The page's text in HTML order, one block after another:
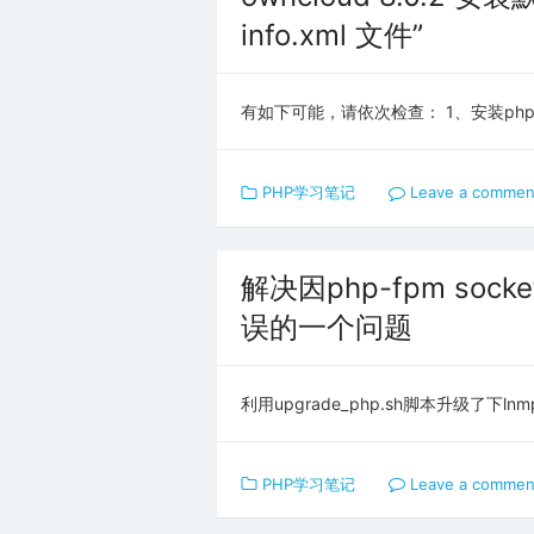
info.xml 文件”
有如下可能，请依次检查： 1、安装
PHP学习笔记 Leave a
解决因php-fpm
误的一个问题
利用upgrade_php.sh脚本升级了下
PHP学习笔记 Leave a